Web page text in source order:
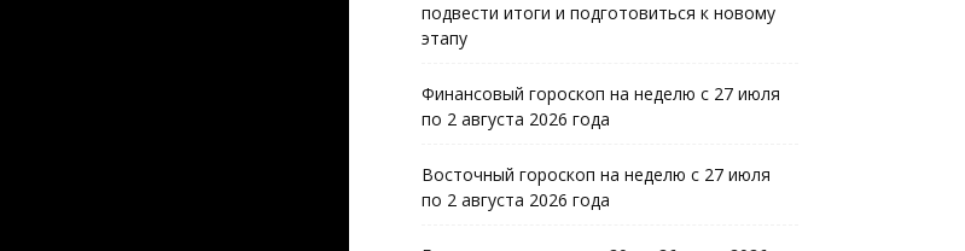
подвести итоги и подготовиться к новому
этапу
Финансовый гороскоп на неделю с 27 июля
по 2 августа 2026 года
Восточный гороскоп на неделю с 27 июля
по 2 августа 2026 года